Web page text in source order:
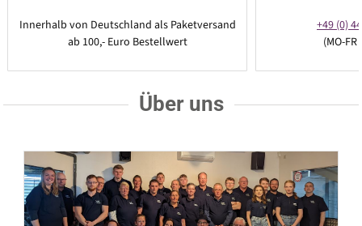
Innerhalb von Deutschland als Paketversand
ab 100,- Euro Bestellwert
+49 (0)
(MO-
Über uns